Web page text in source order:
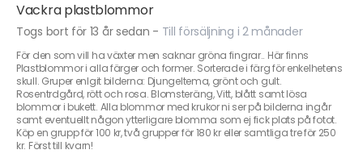
Vackra plastblommor
Togs bort för 13 år sedan - Till försäljning i 2 månader
För den som vill ha växter men saknar gröna fingrar.. Här finns
Plastblommor i alla färger och former. Sorterade i färg för enkelhetens
skull. Gruper enlgit bilderna: Djungeltema, grönt och gult.
Rosentrdgård, rött och rosa. Blomsteräng, Vitt, blått samt lösa
blommor i bukett. Alla blommor med krukor ni ser på bilderna ingår
samt eventuellt någon ytterligare blomma som ej fick plats på fotot.
Köp en grupp för 100 kr, två grupper för 180 kr eller samtliga tre för 250
kr. Först till kvarn!